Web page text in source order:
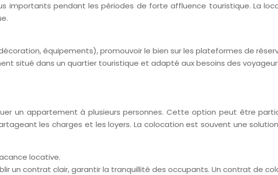
importants pendant les périodes de forte affluence touristique. La
équipements), promouvoir le bien sur les plateformes de
situé dans un quartier touristique et adapté aux besoins des
un appartement à plusieurs personnes. Cette option peut être
les charges et les loyers. La colocation est souvent une
locative.
un contrat clair, garantir la tranquillité des occupants. Un contrat de